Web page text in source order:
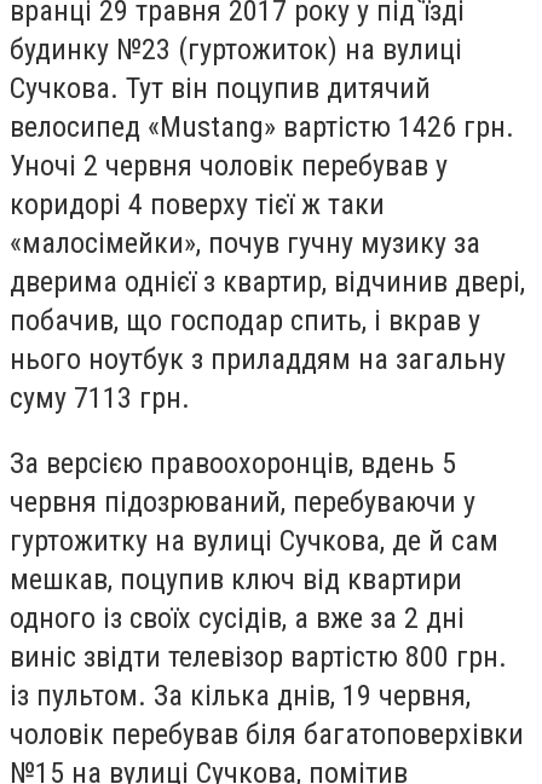
вранці 29 травня 2017 року у під`їзді
будинку №23 (гуртожиток) на вулиці
Сучкова. Тут він поцупив дитячий
велосипед «Mustang» вартістю 1426 грн.
Уночі 2 червня чоловік перебував у
коридорі 4 поверху тієї ж таки
«малосімейки», почув гучну музику за
дверима однієї з квартир, відчинив двері,
побачив, що господар спить, і вкрав у
нього ноутбук з приладдям на загальну
суму 7113 грн.
За версією правоохоронців, вдень 5
червня підозрюваний, перебуваючи у
гуртожитку на вулиці Сучкова, де й сам
мешкав, поцупив ключ від квартири
одного із своїх сусідів, а вже за 2 дні
виніс звідти телевізор вартістю 800 грн.
із пультом. За кілька днів, 19 червня,
чоловік перебував біля багатоповерхівки
№15 на вулиці Сучкова, помітив